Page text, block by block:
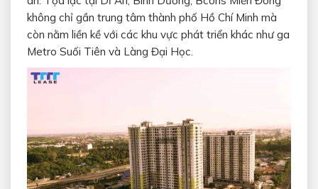
không chỉ gần trung tâm thành phố Hồ Chí Minh mà
còn nằm liền kề với các khu vực phát triển khác như ga
Metro Suối Tiên và Làng Đại Học.